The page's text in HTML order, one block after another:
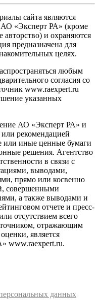
сайта являются
АО «Эксперт РА» (кроме
авторство) и охраняются
предназначена для
целях.
любым
согласия со
www.raexpert.ru
указанных
АО «Эксперт РА» и
рекомендацией
или иные ценные бумаги
решения. Агентство
в связи с
выводами,
прямо или косвенно
совершенными
а также выводами и
отчете и пресс-
отсутствием всего
отражающим
является
www.raexpert.ru.
данных